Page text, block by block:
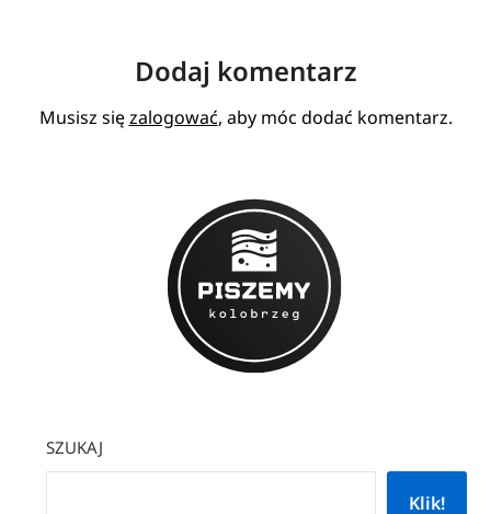
Dodaj komentarz
Musisz sięzalogować, aby móc dodać komentarz.
SZUKAJ
Klik!